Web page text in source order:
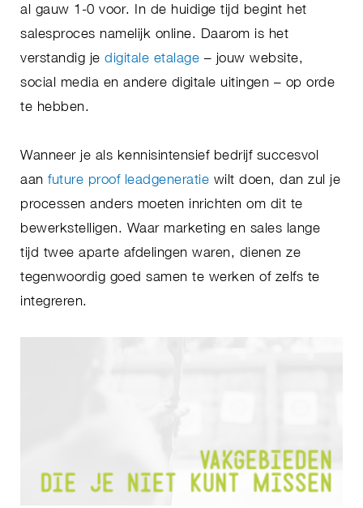
al gauw 1-0 voor. In de huidige tijd begint het
salesproces namelijk online. Daarom is het
verstandig je digitale etalage – jouw website,
social media en andere digitale uitingen – op orde
te hebben.
Wanneer je als kennisintensief bedrijf succesvol
aan future proof leadgeneratie wilt doen, dan zul je
processen anders moeten inrichten om dit te
bewerkstelligen. Waar marketing en sales lange
tijd twee aparte afdelingen waren, dienen ze
tegenwoordig goed samen te werken of zelfs te
integreren.